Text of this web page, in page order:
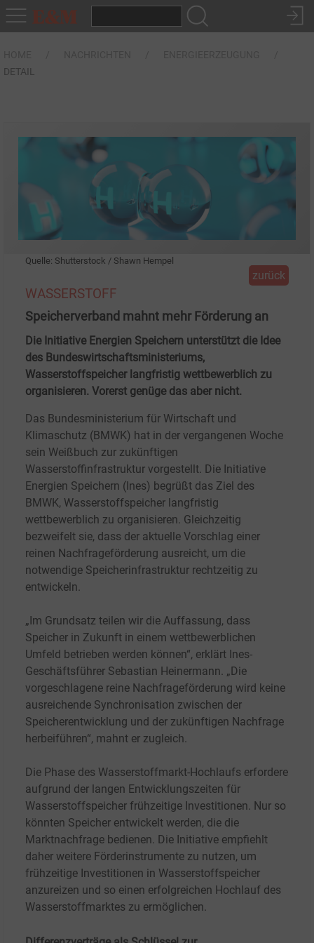
DETAIL
Quelle: Shutterstock / Shawn Hempel
zurück
WASSERSTOFF
Speicherverband mahnt mehr Förderung an
Die Initiative Energien Speichern unterstützt die Idee
des Bundeswirtschaftsministeriums,
Wasserstoffspeicher langfristig wettbewerblich zu
organisieren. Vorerst genüge das aber nicht.
Das Bundesministerium für Wirtschaft und
Klimaschutz (BMWK) hat in der vergangenen Woche
sein Weißbuch zur zukünftigen
Wasserstoffinfrastruktur vorgestellt. Die Initiative
Energien Speichern (Ines) begrüßt das Ziel des
BMWK, Wasserstoffspeicher langfristig
wettbewerblich zu organisieren. Gleichzeitig
bezweifelt sie, dass der aktuelle Vorschlag einer
reinen Nachfrageförderung ausreicht, um die
notwendige Speicherinfrastruktur rechtzeitig zu
entwickeln.
„Im Grundsatz teilen wir die Auffassung, dass
Speicher in Zukunft in einem wettbewerblichen
Umfeld betrieben werden können“, erklärt Ines-
Geschäftsführer Sebastian Heinermann. „Die
vorgeschlagene reine Nachfrageförderung wird keine
ausreichende Synchronisation zwischen der
Speicherentwicklung und der zukünftigen Nachfrage
herbeiführen“, mahnt er zugleich.
Die Phase des Wasserstoffmarkt-Hochlaufs erfordere
aufgrund der langen Entwicklungszeiten für
Wasserstoffspeicher frühzeitige Investitionen. Nur so
könnten Speicher entwickelt werden, die die
Marktnachfrage bedienen. Die Initiative empfiehlt
daher weitere Förderinstrumente zu nutzen, um
frühzeitige Investitionen in Wasserstoffspeicher
anzureizen und so einen erfolgreichen Hochlauf des
Wasserstoffmarktes zu ermöglichen.